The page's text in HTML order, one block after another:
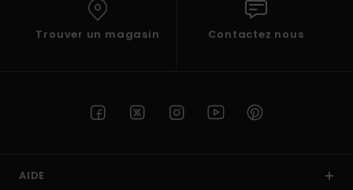
Trouver un magasin Contactez nous
AIDE